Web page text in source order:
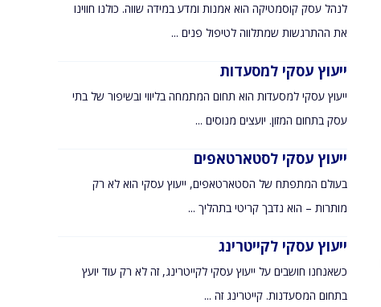
לנהל עסק קוסמטיקה הוא אמנות ומדע במידה שווה. כולנו חווינו
את ההתרגשות שמתלווה לטיפול פנים ...
ייעוץ עסקי למסעדות
ייעוץ עסקי למסעדות הוא תחום המתמחה בליווי ובשיפור של בתי
עסק בתחום המזון. יועצים מנוסים ...
ייעוץ עסקי לסטארטאפים
בעולם המתפתח של הסטארטאפים, ייעוץ עסקי הוא לא רק
מותרות – הוא נדבך קריטי בתהליך ...
ייעוץ עסקי לקייטרינג
כשאנחנו חושבים על ייעוץ עסקי לקייטרינג, זה לא רק עוד יועץ
בתחום המסעדנות. קייטרינג זה ...